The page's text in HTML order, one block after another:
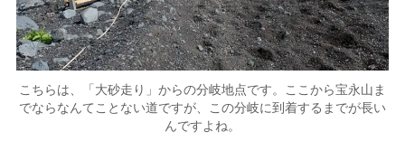
こちらは、「大砂走り」からの分岐地点です。ここから宝永山ま
でならなんてことない道ですが、この分岐に到着するまでが長い
んですよね。